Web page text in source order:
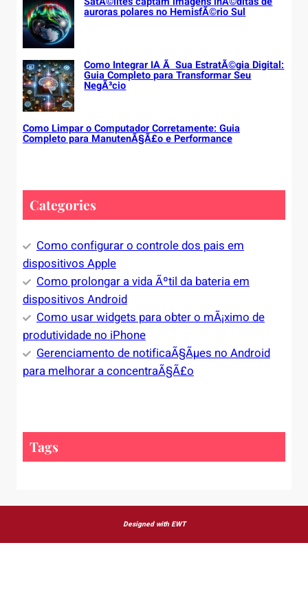
auroras polares no HemisfÃ©rio Sul
Como Integrar IA Ã Sua EstratÃ©gia Digital:
Guia Completo para Transformar Seu
NegÃ³cio
Como Limpar o Computador Corretamente: Guia
Completo para ManutenÃ§Ã£o e Performance
Categories
Como configurar o controle dos pais em
dispositivos Apple
Como prolongar a vida Ãºtil da bateria em
dispositivos Android
Como usar widgets para obter o mÃ¡ximo de
produtividade no iPhone
Gerenciamento de notificaÃ§Ãµes no Android
para melhorar a concentraÃ§Ã£o
Tags
Designed with EWT